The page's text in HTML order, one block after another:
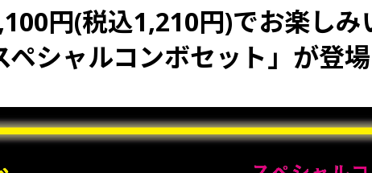
円(税込1,210円)でお楽しみ
ペシャルコンボセット」が登場